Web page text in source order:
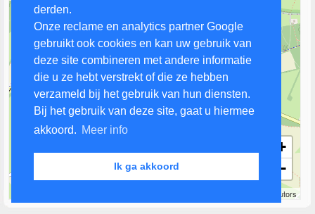
derden.
Onze reclame en analytics partner Google
gebruikt ook cookies en kan uw gebruik van
deze site combineren met andere informatie
die u ze hebt verstrekt of die ze hebben
verzameld bij het gebruik van hun diensten.
Bij het gebruik van deze site, gaat u hiermee
akkoord. Meer info
Ik ga akkoord
+
−
contributors